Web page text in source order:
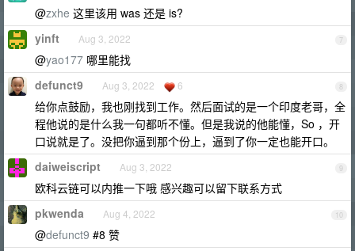
@zxhe 这里该用 was 还是 is?
7
yinft Aug 3, 2022
@yao177 哪里能找
8
defunct9 Aug 3, 2022 6
给你点鼓励，我也刚找到工作。然后面试的是一个印度老哥，全
程他说的是什么我一句都听不懂。但是我说的他能懂，So ，开
口说就是了。没把你逼到那个份上，逼到了你一定也能开口。
9
daiweiscript Aug 3, 2022
欧科云链可以内推一下哦 感兴趣可以留下联系方式
10
pkwenda Aug 4, 2022
@defunct9 #8 赞